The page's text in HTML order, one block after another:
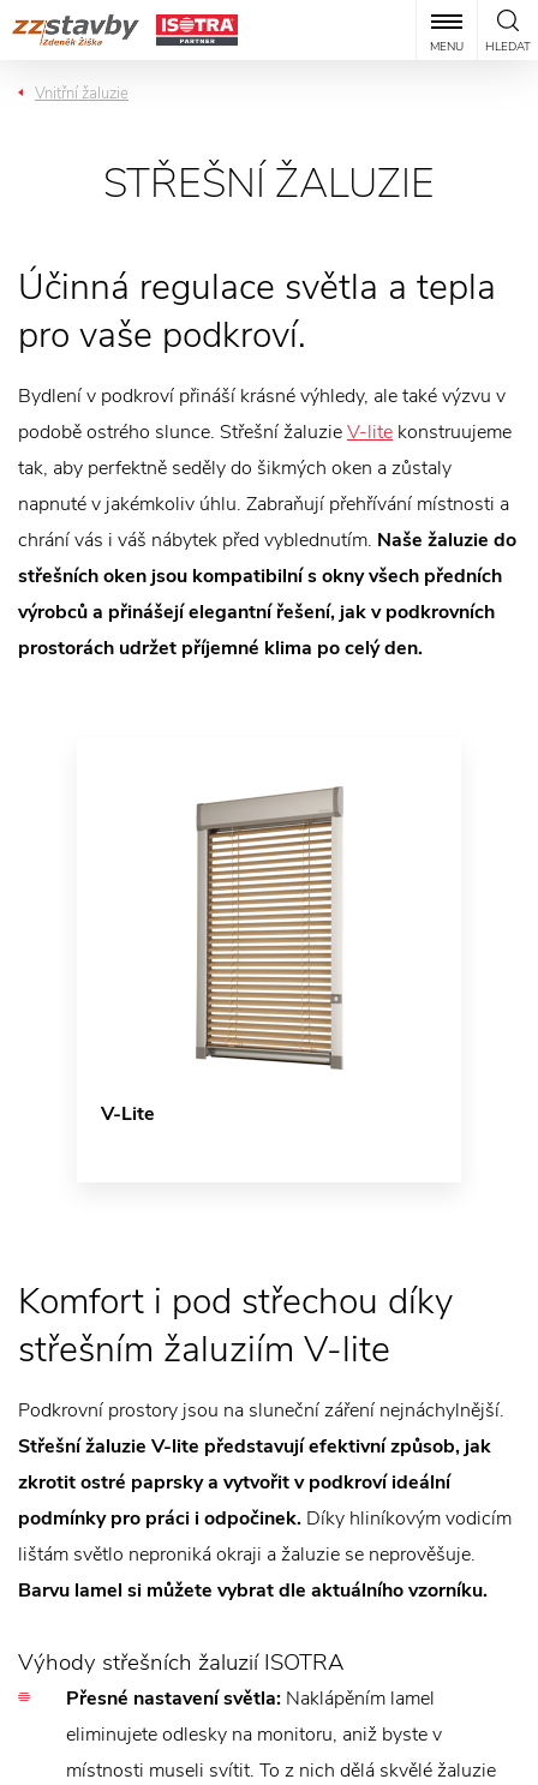
HLEDAT
MENU
Vnitřní žaluzie
STŘEŠNÍ ŽALUZIE
Účinná regulace světla a tepla
pro vaše podkroví.
Bydlení v podkroví přináší krásné výhledy, ale také výzvu v
podobě ostrého slunce. Střešní žaluzieV-lite konstruujeme
tak, aby perfektně seděly do šikmých oken a zůstaly
napnuté v jakémkoliv úhlu. Zabraňují přehřívání místnosti a
chrání vás i váš nábytek před vyblednutím. Naše žaluzie do
střešních oken jsou kompatibilní s okny všech předních
výrobců a přinášejí elegantní řešení, jak v podkrovních
prostorách udržet příjemné klima po celý den.
V-Lite
Komfort i pod střechou díky
střešním žaluziím V-lite
Podkrovní prostory jsou na sluneční záření nejnáchylnější.
Střešní žaluzie V-lite představují efektivní způsob, jak
zkrotit ostré paprsky a vytvořit v podkroví ideální
podmínky pro práci i odpočinek. Díky hliníkovým vodicím
lištám světlo neproniká okraji a žaluzie se neprověšuje.
Barvu lamel si můžete vybrat dle aktuálního vzorníku.
Výhody střešních žaluzií ISOTRA
Přesné nastavení světla: Naklápěním lamel
eliminujete odlesky na monitoru, aniž byste v
místnosti museli svítit. To z nich dělá skvělé žaluzie